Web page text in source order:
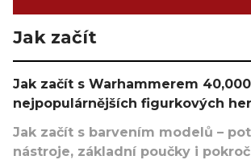
Jak začít
Jak začít s Warhammerem
nejpopulárnějších figurkových
Jak začít s barvením modelů –
nástroje, základní poučky i